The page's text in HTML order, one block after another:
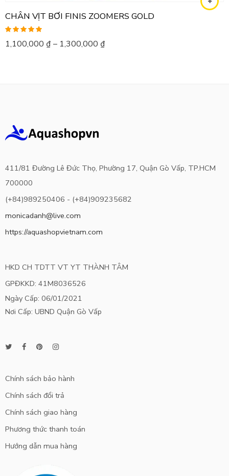
CHÂN VỊT BƠI FINIS ZOOMERS GOLD
Được xếp
hạng5.005
1,100,000 ₫ – 1,300,000 ₫
411/81 Đường Lê Đức Thọ, Phường 17, Quận Gò Vấp, TP.HCM
700000
(+84)989250406 - (+84)909235682
monicadanh@live.com
https://aquashopvietnam.com
HKD CH TDTT VT YT THÀNH TÂM
GPĐKKD: 41M8036526
Ngày Cấp: 06/01/2021
Nơi Cấp: UBND Quận Gò Vấp
Chính sách bảo hành
Chính sách đổi trả
Chính sách giao hàng
Phương thức thanh toán
Hướng dẫn mua hàng